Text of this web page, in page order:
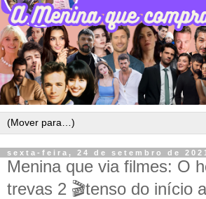
sexta-feira, 24 de setembro de 2021
Menina que via filmes: O
trevas 2 🎬tenso do início